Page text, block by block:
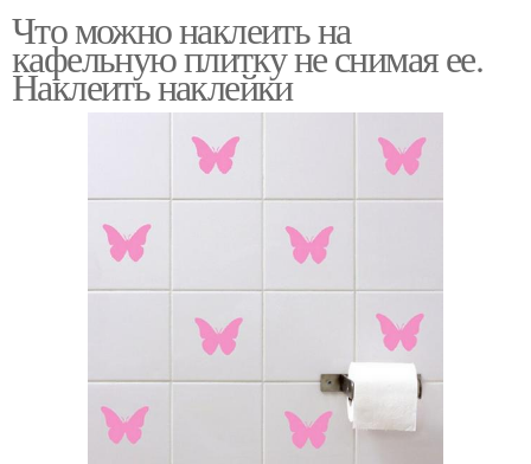
Что можно наклеить на
кафельную плитку не снимая ее.
Наклеить наклейки